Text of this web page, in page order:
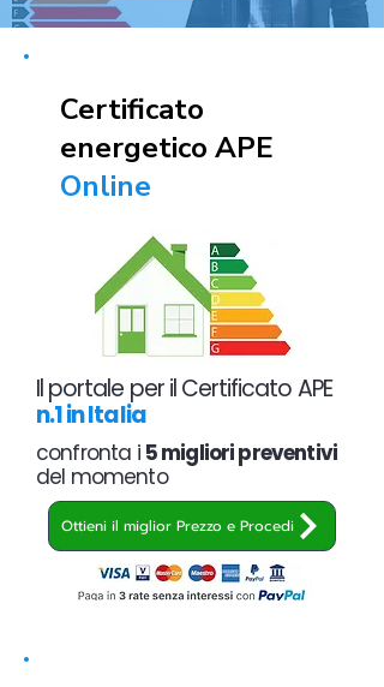
Certificato
energetico APE
Online
Il portale per il Certificato APE
n.1 in Italia
confronta i 5 migliori preventivi
del momento
Ottieni il miglior Prezzo e Procedi